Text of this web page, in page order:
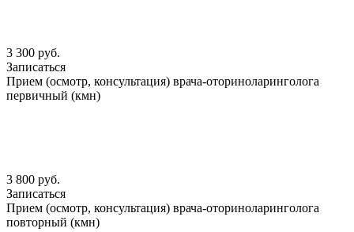
3 300 руб.
Записаться
Прием (осмотр, консультация) врача-оториноларинголога
первичный (кмн)
3 800 руб.
Записаться
Прием (осмотр, консультация) врача-оториноларинголога
повторный (кмн)